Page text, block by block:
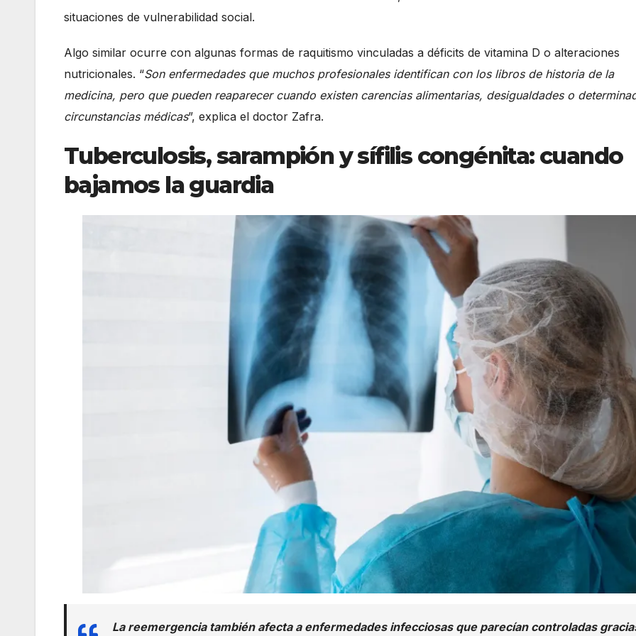
situaciones de vulnerabilidad social.
Algo similar ocurre con algunas formas de raquitismo vinculadas a déficits de vitamina D o alteraciones
nutricionales. “Son enfermedades que muchos profesionales identifican con los libros de historia de la
medicina, pero que pueden reaparecer cuando existen carencias alimentarias, desigualdades o
circunstancias médicas”, explica el doctor Zafra.
Tuberculosis, sarampión y sífilis congénita: cuando
bajamos la guardia
La reemergencia también afecta a enfermedades infecciosas que parecían controladas